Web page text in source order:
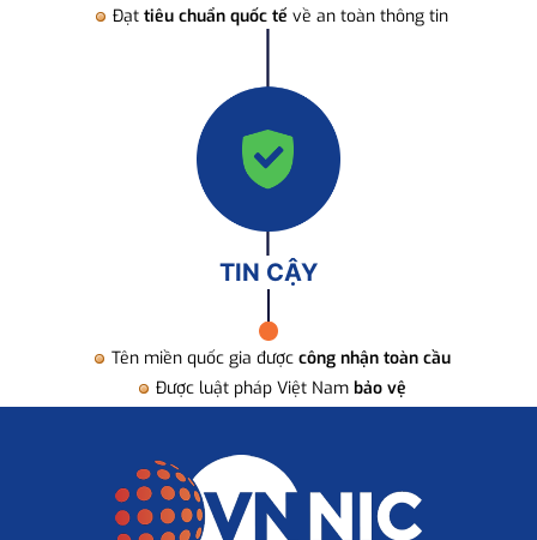
Đạt tiêu chuẩn quốc tế về an toàn thông tin
TIN CẬY
Tên miền quốc gia được công nhận toàn cầu
Được luật pháp Việt Nam bảo vệ